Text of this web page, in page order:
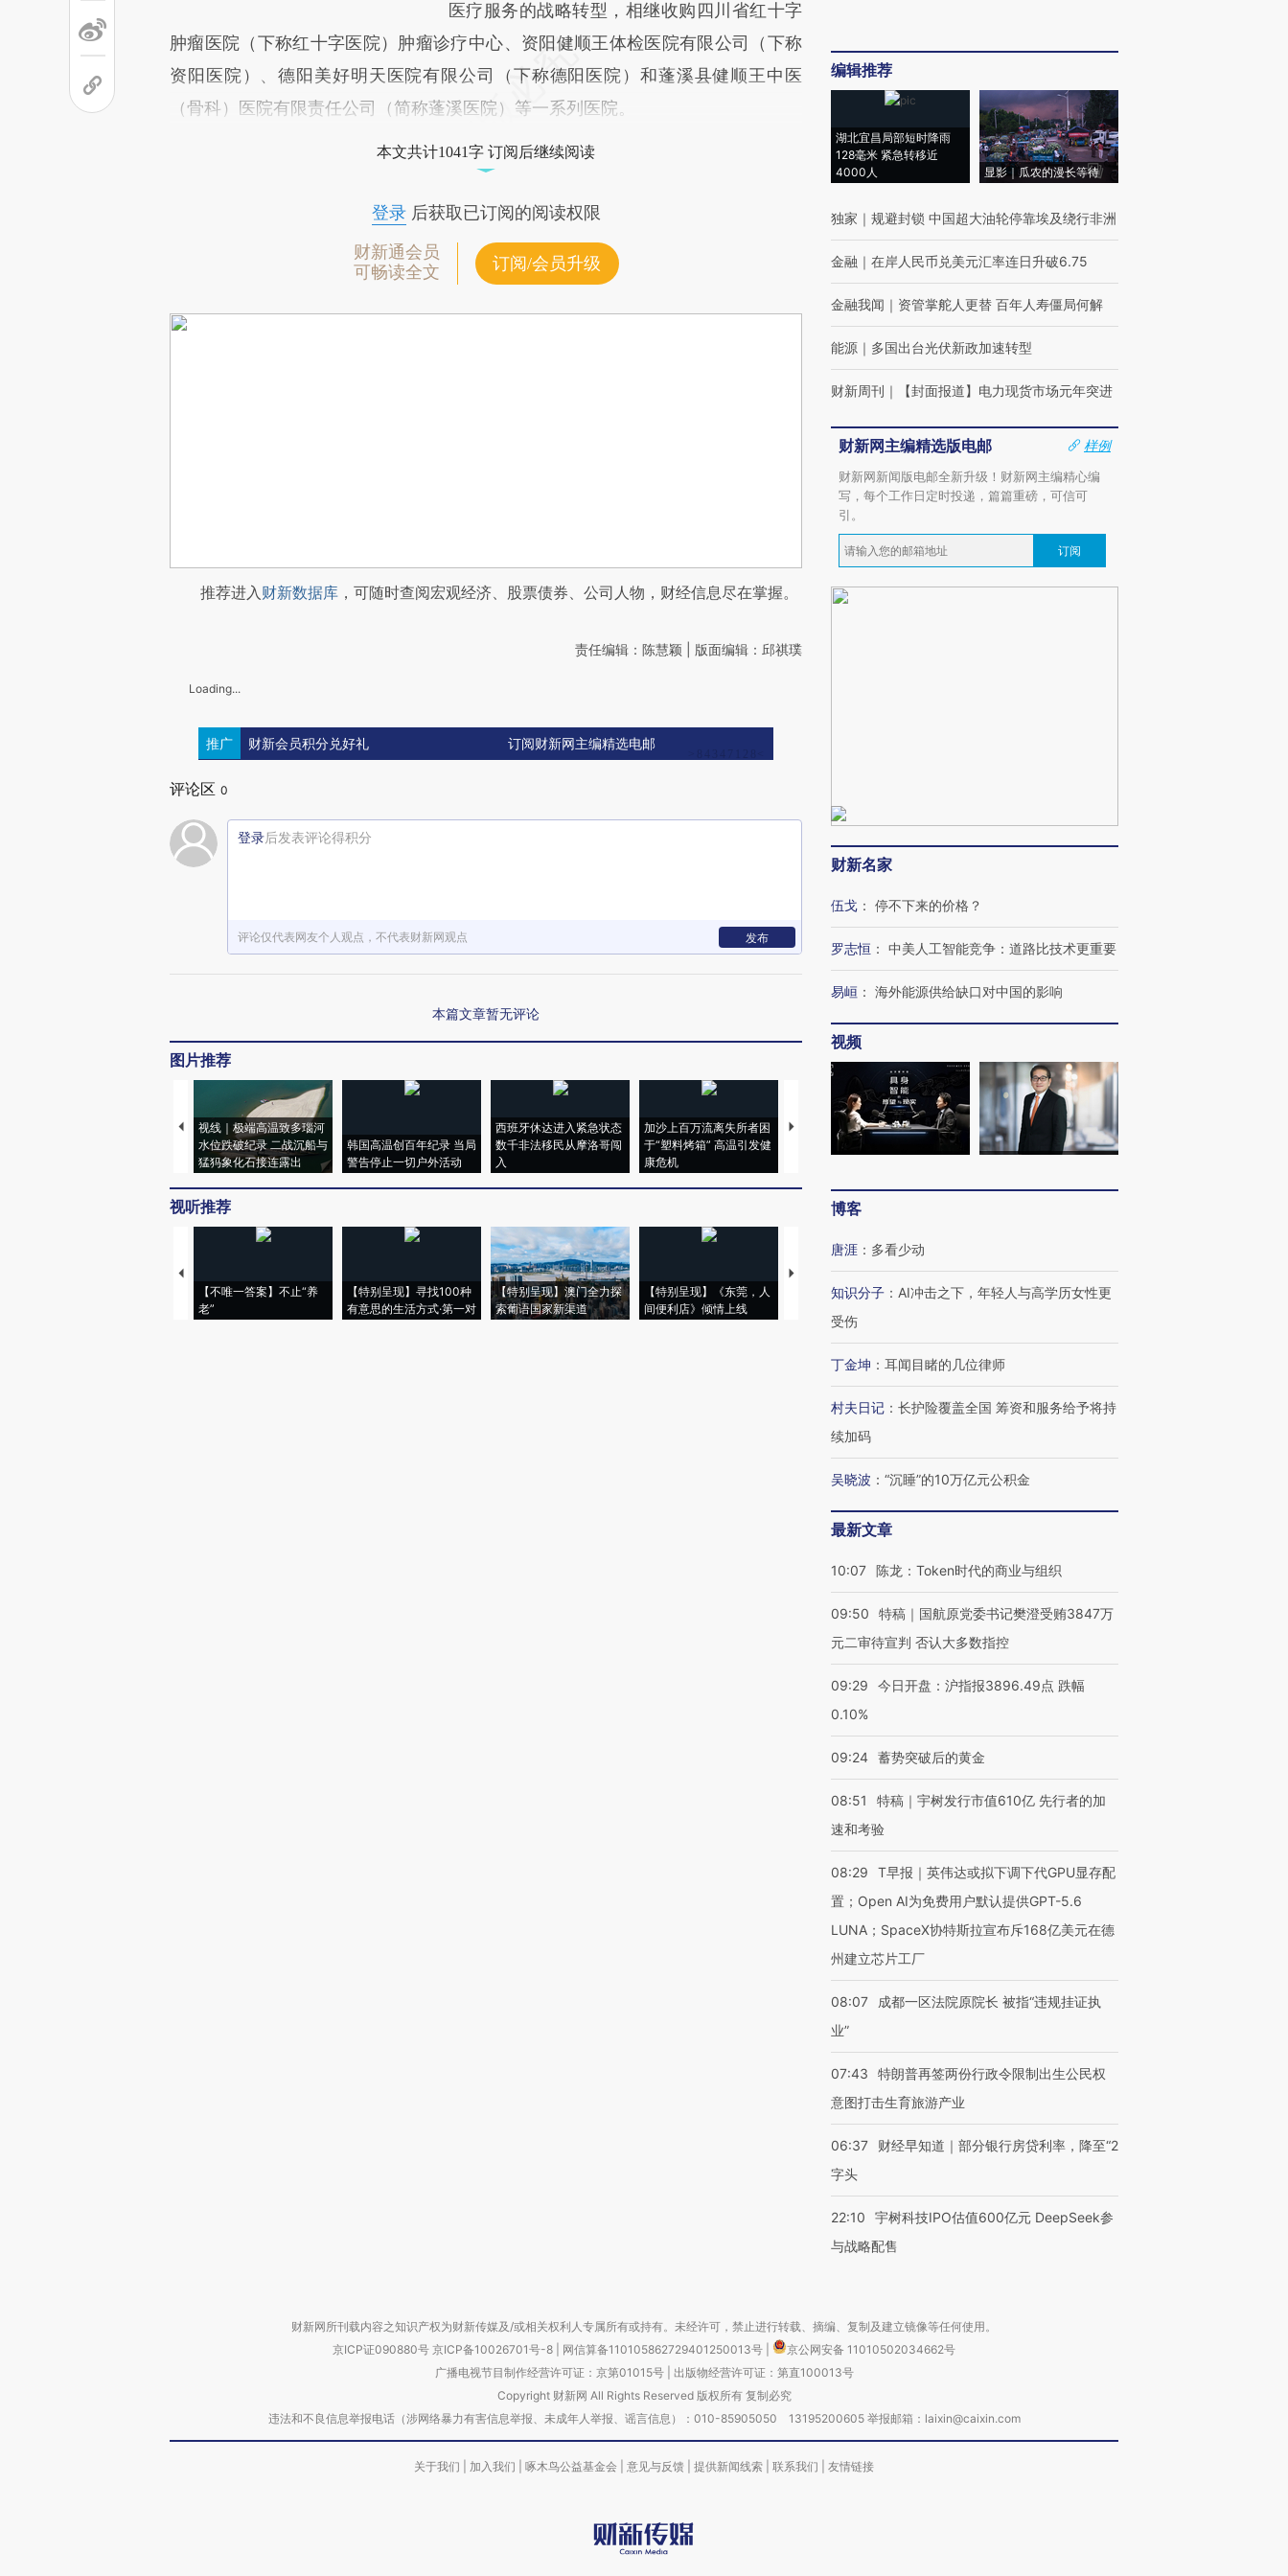
医疗服务的战略转型，相继收购四川省红十字
肿瘤医院（下称红十字医院）肿瘤诊疗中心、资阳健顺王体检医院有限公司（下称
资阳医院）、德阳美好明天医院有限公司（下称德阳医院）和蓬溪县健顺王中医
（骨科）医院有限责任公司（简称蓬溪医院）等一系列医院。
本文共计1041字 订阅后继续阅读
登录后获取已订阅的阅读权限
财新通会员
可畅读全文
订阅/会员升级
推荐进入财新数据库 ，可随时查阅宏观经济、股票债券、公司人物，财经信息尽在掌握。
责任编辑：陈慧颖 | 版面编辑：邱祺璞
Loading...
推广 财新会员积分兑好礼 订阅财新网主编精选电邮
评论区 0
登录后发表评论得积分
评论仅代表网友个人观点，不代表财新网观点 发布
本篇文章暂无评论
图片推荐
视线｜极端高温致多瑙河
水位跌破纪录 二战沉船与
猛犸象化石接连露出
韩国高温创百年纪录 当局
警告停止一切户外活动
西班牙休达进入紧急状态
数千非法移民从摩洛哥闯
入
加沙上百万流离失所者困
于“塑料烤箱” 高温引发健
康危机
视线｜HYROX的吸金
术：是什么让中产们甘
马航飞行员跨国走私7万
粒摇头丸 尿检体内含3种
视线｜被称为“蟑螂”的印
度Z世代 用街头抗争将教
视听推荐
【不唯一答案】不止“养
老”
【特别呈现】寻找100种
有意思的生活方式·第一对
【特别呈现】澳门全力探
索葡语国家新渠道
【特别呈现】《东莞，人
间便利店》倾情上线
【推广】走进第四届链博
会，让数智科技“链”接产
【特别呈现】寻找100种
【商旅对话】华住集团
CFO：不靠规模取胜，华
编辑推荐
湖北宜昌局部短时降雨
128毫米 紧急转移近
4000人
显影｜瓜农的漫长等待
独家 ｜ 规避封锁 中国超大油轮停靠埃及绕行非洲
金融 ｜ 在岸人民币兑美元汇率连日升破6.75
金融我闻 ｜ 资管掌舵人更替 百年人寿僵局何解
能源 ｜ 多国出台光伏新政加速转型
财新周刊 ｜ 【封面报道】电力现货市场元年突进
财新网主编精选版电邮
样例
财新网新闻版电邮全新升级！财新网主编精心编
写，每个工作日定时投递，篇篇重磅，可信可
引。
订阅
财新名家
伍戈 ： 停不下来的价格？
罗志恒 ： 中美人工智能竞争：道路比技术更重要
易峘 ： 海外能源供给缺口对中国的影响
视频
博客
唐涯 ： 多看少动
知识分子 ： AI冲击之下，年轻人与高学历女性更
受伤
丁金坤 ： 耳闻目睹的几位律师
村夫日记 ： 长护险覆盖全国 筹资和服务给予将持
续加码
吴晓波 ： “沉睡”的10万亿元公积金
最新文章
10:07 陈龙：Token时代的商业与组织
09:50
特稿｜国航原党委书记樊澄受贿3847万
元二审待宣判 否认大多数指控
09:29
今日开盘：沪指报3896.49点 跌幅
0.10%
09:24 蓄势突破后的黄金
08:51
特稿｜宇树发行市值610亿 先行者的加
速和考验
08:29
T早报｜英伟达或拟下调下代GPU显存配
置；Open AI为免费用户默认提供GPT-5.6
LUNA；SpaceX协特斯拉宣布斥168亿美元在德
州建立芯片工厂
08:07
成都一区法院原院长 被指“违规挂证执
业”
07:43
特朗普再签两份行政令限制出生公民权
意图打击生育旅游产业
06:37
财经早知道｜部分银行房贷利率，降至“2
字头
22:10
宇树科技IPO估值600亿元 DeepSeek参
与战略配售
财新网所刊载内容之知识产权为财新传媒及/或相关权利人专属所有或持有。未经许可，禁止进行转载、摘编、复制及建立镜像等任何使用。
京ICP证090880号 京ICP备10026701号-8 网信算备110105862729401250013号
京公网安备 11010502034662号
广播电视节目制作经营许可证：京第01015号| 出版物经营许可证：第直100013号
Copyright 财新网 All Rights Reserved 版权所有 复制必究
违法和不良信息举报电话（涉网络暴力有害信息举报、未成年人举报、谣言信息）：010-85905050 13195200605 举报邮箱：laixin@caixin.com
关于我们 加入我们 啄木鸟公益基金会 意见与反馈 提供新闻线索 联系我们 友情链接